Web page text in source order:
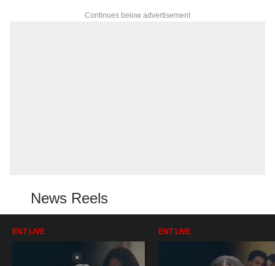
Continues below advertisement
News Reels
ENT LIVE ENT LIVE